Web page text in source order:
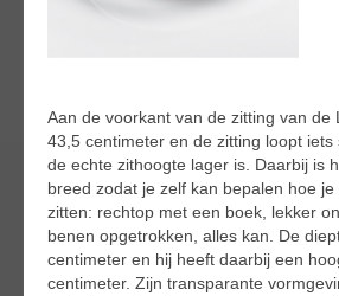
Aan de voorkant van de zitting van de
43,5 centimeter en de zitting loopt iets
de echte zithoogte lager is. Daarbij is
breed zodat je zelf kan bepalen hoe je
zitten: rechtop met een boek, lekker
benen opgetrokken, alles kan. De
centimeter en hij heeft daarbij een
centimeter. Zijn transparante